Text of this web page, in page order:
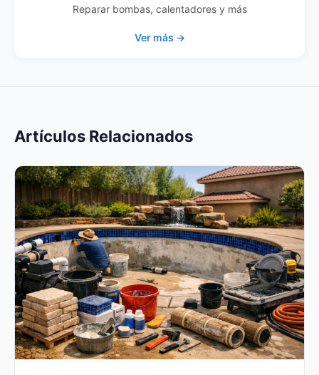
Reparar bombas, calentadores y más
Ver más →
Artículos Relacionados